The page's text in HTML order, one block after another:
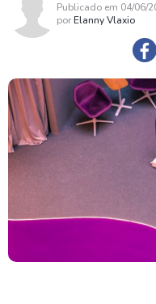
Publicado em 04/06/
porElanny Vlaxio